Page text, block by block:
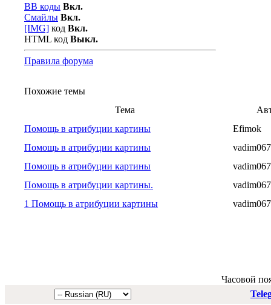
BB коды Вкл.
Смайлы Вкл.
[IMG] код Вкл.
HTML код Выкл.
Правила форума
Похожие темы
Тема
Помощь в атрибуции картины
Efimok
Помощь в атрибуции картины
vadim067
Помощь в атрибуции картины
vadim067
Помощь в атрибуции картины.
vadim067
1 Помощь в атрибуции картины
vadim067
Часовой